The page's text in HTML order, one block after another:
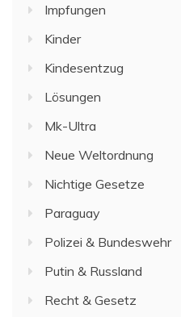
Impfungen
Kinder
Kindesentzug
Lösungen
Mk-Ultra
Neue Weltordnung
Nichtige Gesetze
Paraguay
Polizei & Bundeswehr
Putin & Russland
Recht & Gesetz